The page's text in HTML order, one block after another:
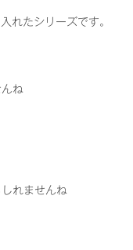
れたシリーズです。
ね
れませんね